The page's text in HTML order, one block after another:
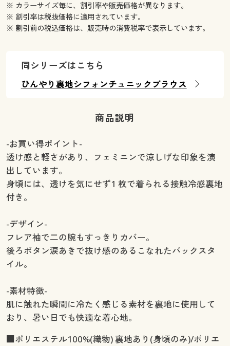
※ カラーサイズ毎に、割引率や販売価格が異なります。
※ 割引率は税抜価格に適用されています。
※ 割引前の税込価格は、販売時の消費税率で表示しています。
同シリーズはこちら
ひんやり裏地シフォンチュニックブラウス
商品説明
-お買い得ポイント-
透け感と軽さがあり、フェミニンで涼しげな印象を演
出しています。
身頃には、透けを気にせず1 枚で着られる接触冷感裏地
付き。
-デザイン-
フレア袖で二の腕もすっきりカバー。
後ろボタン涙あきで抜け感のあるこなれたバックスタ
イル。
-素材特徴-
肌に触れた瞬間に冷たく感じる素材を裏地に使用して
おり、暑い日でも快適な着心地。
■ポリエステル100%(織物) 裏地あり(身頃のみ)/ポリエ